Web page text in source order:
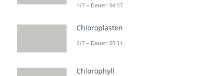
1/7 – Dauer: 04:57
Chloroplasten
2/7 – Dauer: 05:11
Chlorophyll